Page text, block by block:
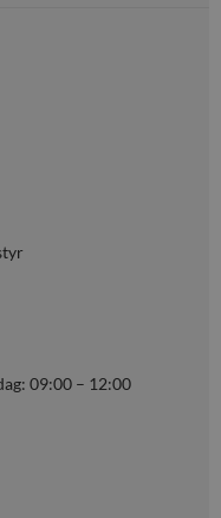
09:00 – 12:00